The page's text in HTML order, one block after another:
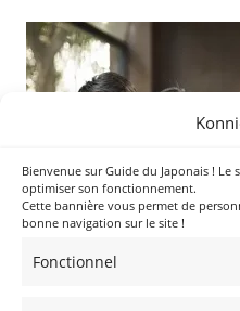
Bienvenue sur Guide du Japonais !
optimiser son fonctionnement.
Cette bannière vous permet de
bonne navigation sur le site !
Fonctionnel